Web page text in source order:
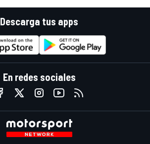
Descarga tus apps
En redes sociales